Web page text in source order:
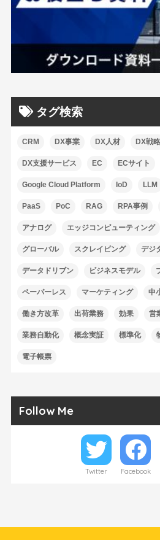
タグ検索
CRM DX事業 DX人材 DX戦略
DX支援サービス EC ECサイト
Google Cloud Platform IoD LLM
PaaS PoC RAG RPA事例
アナログ エッジコンピューティング
グローバル スクレイピング デジ
データドリブン ビジネスモデル
ペーパーレス マーケティング 中
働き方改革 出荷業務 効果 営
業務自動化 概念実証 標準化
電子帳票
Follow Me
Twitter Facebook